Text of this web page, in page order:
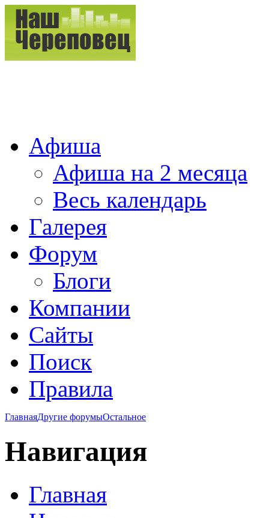
Афиша
Афиша на 2 месяца
Весь календарь
Галерея
Форум
Блоги
Компании
Сайты
Поиск
Правила
ГлавнаяДругие форумыОстальное
Навигация
Главная